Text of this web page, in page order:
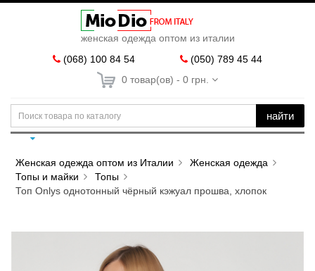
женская одежда оптом из италии
(068) 100 84 54
(050) 789 45 44
0 товар(ов) - 0 грн.
найти
Женская одежда оптом из Италии
Женская одежда
Топы и майки
Топы
Топ Onlys однотонный чёрный кэжуал прошва, хлопок